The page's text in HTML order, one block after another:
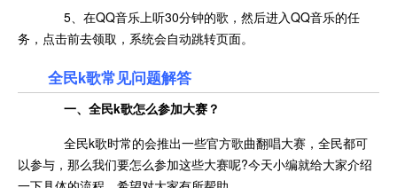
5、在QQ音乐上听30分钟的歌，然后进入QQ音乐的任
务，点击前去领取，系统会自动跳转页面。
全民k歌常见问题解答
一、全民k歌怎么参加大赛？
全民k歌时常的会推出一些官方歌曲翻唱大赛，全民都可
以参与，那么我们要怎么参加这些大赛呢?今天小编就给大家介绍